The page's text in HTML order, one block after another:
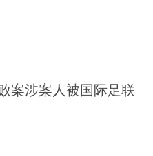
案涉案人被国际足联